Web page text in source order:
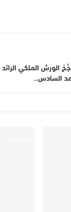
الورش الملكي
السادس..